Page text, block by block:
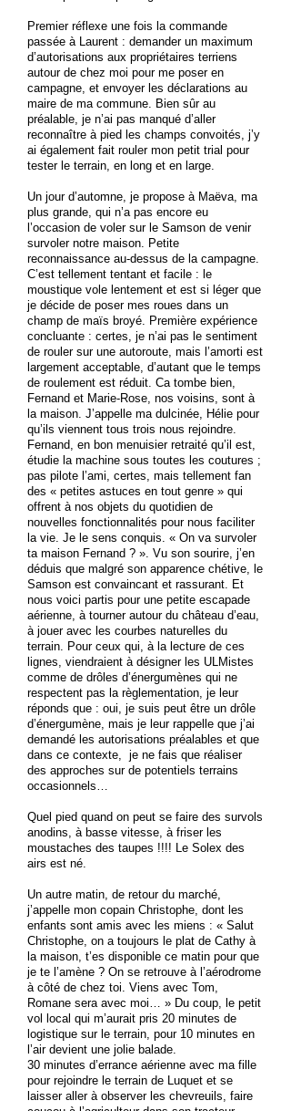
Premier réflexe une fois la commande
passée à Laurent : demander un maximum
d’autorisations aux propriétaires terriens
autour de chez moi pour me poser en
campagne, et envoyer les déclarations au
maire de ma commune. Bien sûr au
préalable, je n’ai pas manqué d’aller
reconnaître à pied les champs convoités, j’y
ai également fait rouler mon petit trial pour
tester le terrain, en long et en large.
Un jour d’automne, je propose à Maëva, ma
plus grande, qui n’a pas encore eu
l’occasion de voler sur le Samson de venir
survoler notre maison. Petite
reconnaissance au-dessus de la campagne.
C’est tellement tentant et facile : le
moustique vole lentement et est si léger que
je décide de poser mes roues dans un
champ de maïs broyé. Première expérience
concluante : certes, je n’ai pas le sentiment
de rouler sur une autoroute, mais l’amorti est
largement acceptable, d’autant que le temps
de roulement est réduit. Ca tombe bien,
Fernand et Marie-Rose, nos voisins, sont à
la maison. J’appelle ma dulcinée, Hélie pour
qu’ils viennent tous trois nous rejoindre.
Fernand, en bon menuisier retraité qu’il est,
étudie la machine sous toutes les coutures ;
pas pilote l’ami, certes, mais tellement fan
des « petites astuces en tout genre » qui
offrent à nos objets du quotidien de
nouvelles fonctionnalités pour nous faciliter
la vie. Je le sens conquis. « On va survoler
ta maison Fernand ? ». Vu son sourire, j’en
déduis que malgré son apparence chétive, le
Samson est convaincant et rassurant. Et
nous voici partis pour une petite escapade
aérienne, à tourner autour du château d’eau,
à jouer avec les courbes naturelles du
terrain. Pour ceux qui, à la lecture de ces
lignes, viendraient à désigner les ULMistes
comme de drôles d’énergumènes qui ne
respectent pas la règlementation, je leur
réponds que : oui, je suis peut être un drôle
d’énergumène, mais je leur rappelle que j’ai
demandé les autorisations préalables et que
dans ce contexte, je ne fais que réaliser
des approches sur de potentiels terrains
occasionnels…
Quel pied quand on peut se faire des survols
anodins, à basse vitesse, à friser les
moustaches des taupes !!!! Le Solex des
airs est né.
Un autre matin, de retour du marché,
j’appelle mon copain Christophe, dont les
enfants sont amis avec les miens : « Salut
Christophe, on a toujours le plat de Cathy à
la maison, t’es disponible ce matin pour que
je te l’amène ? On se retrouve à l’aérodrome
à côté de chez toi. Viens avec Tom,
Romane sera avec moi… » Du coup, le petit
vol local qui m’aurait pris 20 minutes de
logistique sur le terrain, pour 10 minutes en
l’air devient une jolie balade.
30 minutes d’errance aérienne avec ma fille
pour rejoindre le terrain de Luquet et se
laisser aller à observer les chevreuils, faire